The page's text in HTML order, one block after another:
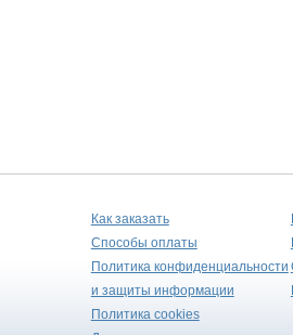
Как заказать
Способы оплаты
Политика конфиденциальности
и защиты информации
Политика cookies